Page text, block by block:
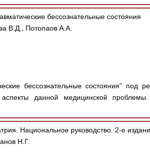
бессознательные состояния
В.Д., Потопаов А.А.
бессознательные состояния" под
аспекты данной медицинской
Национальное руководство. 2-е
Н.Г.